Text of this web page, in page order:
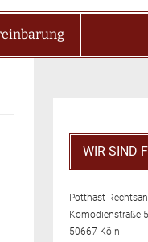
WIR SIND
Potthast
Komödienstraße
50667 Köln